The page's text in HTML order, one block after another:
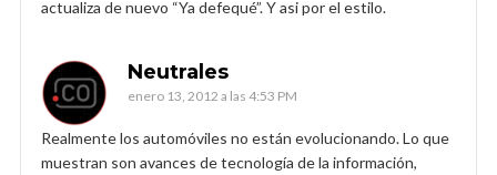
actualiza de nuevo “Ya defequé”. Y asi por el estilo.
Neutrales
enero 13, 2012 a las 4:53 PM
Realmente los automóviles no están evolucionando. Lo que
muestran son avances de tecnología de la información,